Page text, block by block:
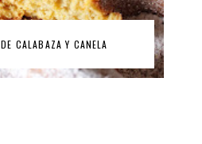
CALABAZA Y CANELA